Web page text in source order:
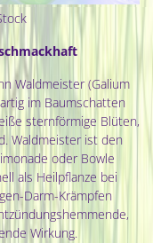
Waldmeister (Galium
im Baumschatten
sternförmige Blüten,
Waldmeister ist den
oder Bowle
als Heilpflanze bei
Darm-Krämpfen
Wirkung.